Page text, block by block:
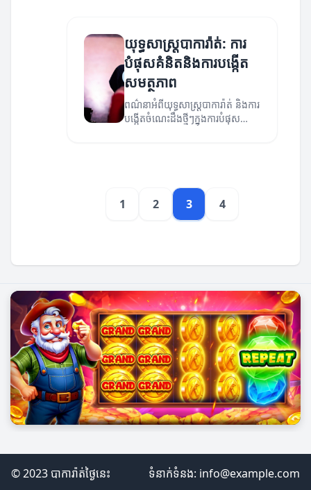
យុទ្ធសាស្ត្របាការ៉ាត់: ការ
បំផុសគំនិតនិងការបង្កើត
សមត្ថភាព
ពណ៌នាអំពីយុទ្ធសាស្ត្របាការ៉ាត់ និងការ
បង្កើតចំណេះដឹងថ្មីៗក្នុងការបំផុស
1 2 3 4
© 2023 បាការ៉ាត់ថ្ងៃនេះ ទំនាក់ទំនង: info@example.com